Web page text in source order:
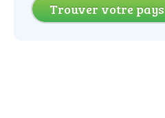
Trouver votre pays